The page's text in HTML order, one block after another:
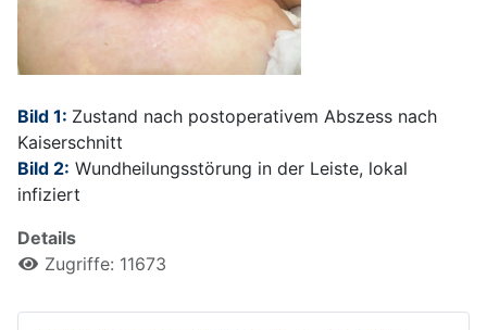
Bild 1: Zustand nach postoperativem Abszess nach
Kaiserschnitt
Bild 2: Wundheilungsstörung in der Leiste, lokal
infiziert
Details
Zugriffe: 11673